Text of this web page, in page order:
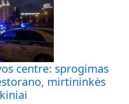
centre: sprogimas
mirtininkės